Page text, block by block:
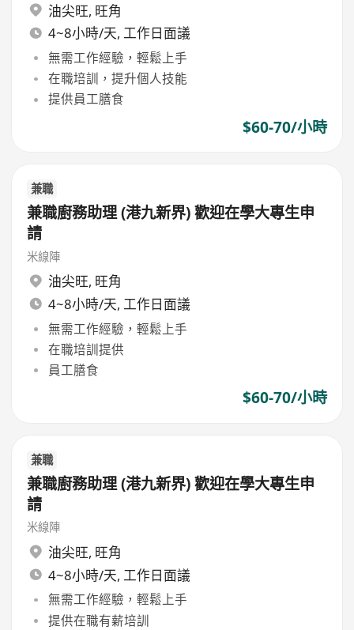
油尖旺, 旺角
4~8小時/天, 工作日面議
無需工作經驗，輕鬆上手
在職培訓，提升個人技能
提供員工膳食
$60-70/小時
兼職
兼職廚務助理 (港九新界) 歡迎在學大專生申
請
米線陣
油尖旺, 旺角
4~8小時/天, 工作日面議
無需工作經驗，輕鬆上手
在職培訓提供
員工膳食
$60-70/小時
兼職
兼職廚務助理 (港九新界) 歡迎在學大專生申
請
米線陣
油尖旺, 旺角
4~8小時/天, 工作日面議
無需工作經驗，輕鬆上手
提供在職有薪培訓